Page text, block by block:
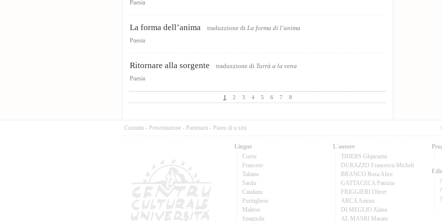
Puesia
La forma dell’anima traduzzione di La forma di l’anima
Puesia
Ritornare alla sorgente traduzzione di Turrà a la vena
Puesia
1 2 3 4 5 6 7 8
Cuntattu - Presentazione - Partenarii - Pianu di u situ
Lingue
Corsu
Francese
Talianu
Sardu
Catalanu
Purtughese
Maltese
Spagnolu
L'autore
THIERS Ghjacumu
DURAZZO Francescu Micheli
BRANCO Rosa Alice
GATTACECA Patrizia
FRIGGIERI Oliver
ARCA Antoni
DI MEGLIO Alanu
AL MASRI Maram